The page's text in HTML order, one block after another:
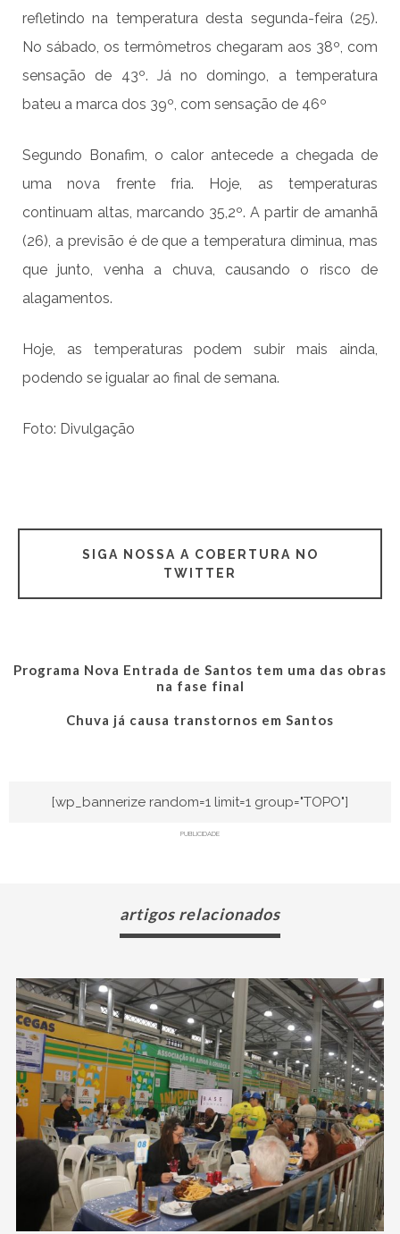
refletindo na temperatura desta segunda-feira (25).
No sábado, os termômetros chegaram aos 38º, com
sensação de 43º. Já no domingo, a temperatura
bateu a marca dos 39º, com sensação de 46º
Segundo Bonafim, o calor antecede a chegada de
uma nova frente fria. Hoje, as temperaturas
continuam altas, marcando 35,2º. A partir de amanhã
(26), a previsão é de que a temperatura diminua, mas
que junto, venha a chuva, causando o risco de
alagamentos.
Hoje, as temperaturas podem subir mais ainda,
podendo se igualar ao final de semana.
Foto: Divulgação
SIGA NOSSA A COBERTURA NO
TWITTER
Programa Nova Entrada de Santos tem uma das obras
na fase final
Chuva já causa transtornos em Santos
[wp_bannerize random=1 limit=1 group="TOPO"]
PUBLICIDADE
artigos relacionados